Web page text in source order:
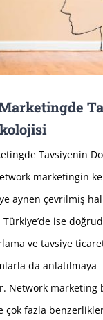
Tavsiyenin
marketingin
aynen çevrilmiş
Türkiye’de ise
ve tavsiye
da anlatılmaya
Network
çok fazla